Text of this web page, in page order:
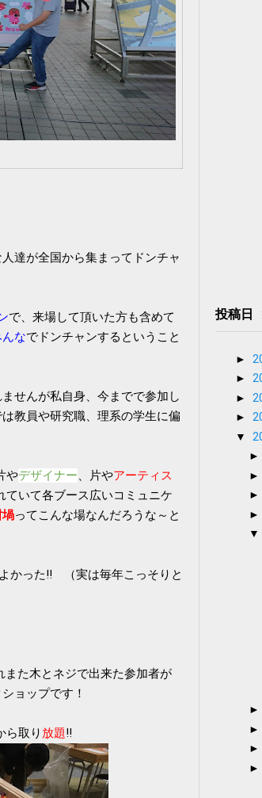
達が全国から集まってドンチャ
で、来場して頂いた方も含めて
なでドンチャンするということ
せんが私自身、今までで参加し
教員や研究職、理系の学生に偏
やデザイナー、片やアーティス
ていて各ブース広いコミュニケ
堝ってこんな場なんだろうな～と
かった‼ （実は毎年こっそりと
た木とネジで出来た参加者が
ョップです！
ら取り 放題‼
投稿日
►
►
►
►
▼